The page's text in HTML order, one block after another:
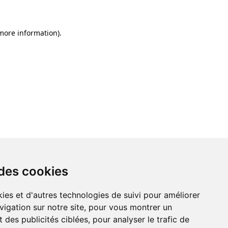
cookies
et d'autres technologies de suivi pour améliorer
sur notre site, pour vous montrer un
des publicités ciblées, pour analyser le trafic de
information).